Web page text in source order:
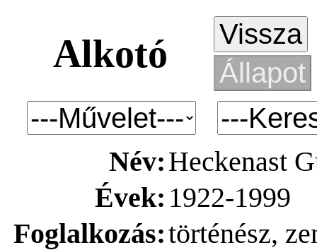
Alkotó
Név:Heckenast
Évek: 1922-1999
Foglalkozás:történész,